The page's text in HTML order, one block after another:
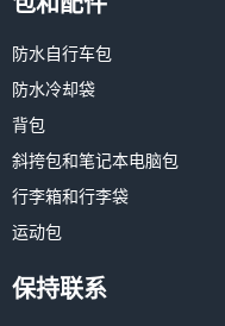
防水自行车包
防水冷却袋
背包
斜挎包和笔记本电脑包
行李箱和行李袋
运动包
保持联系